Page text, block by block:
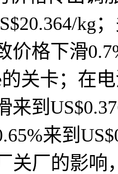
kg
价格下滑
的关卡；在
来到
来到
关厂的影响